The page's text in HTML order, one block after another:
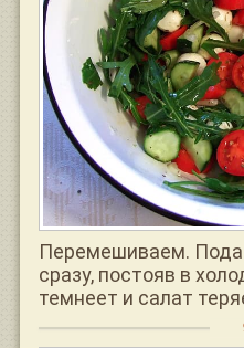
Перемешиваем.
сразу, постояв в
темнеет и салат